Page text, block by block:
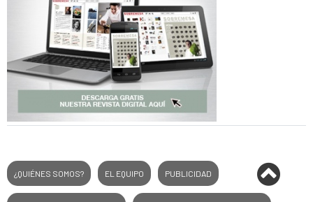
¿QUIÉNES SOMOS? EL EQUIPO PUBLICIDAD